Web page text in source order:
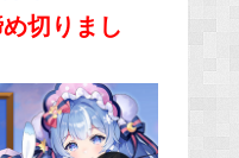
切りまし